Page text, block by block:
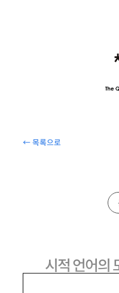
← 목록으로
시적 언어의